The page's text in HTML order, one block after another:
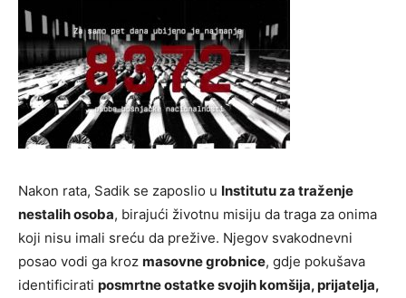
Nakon rata, Sadik se zaposlio u Institutu za traženje
nestalih osoba, birajući životnu misiju da traga za onima
koji nisu imali sreću da prežive. Njegov svakodnevni
posao vodi ga kroz masovne grobnice, gdje pokušava
identificirati posmrtne ostatke svojih komšija, prijatelja,